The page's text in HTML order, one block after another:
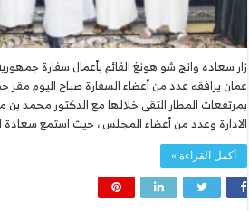
زار سعاده وانج شو هونغ القائم بأعمال سفارة
عمان يرافقه عدد من أعضاء السفارة صباح اليوم مقر
بمرتفعات المطار التقى خلالها مع الدكتور محمد
الادارة وعدد من أعضاء المجلس ، حيث استمع سعادة
أكمل القراءة »